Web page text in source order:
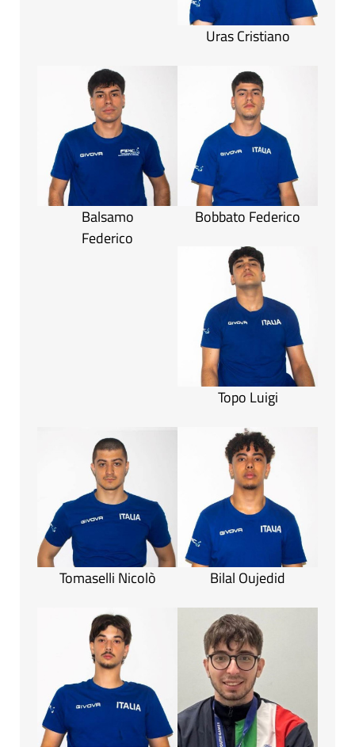
Uras Cristiano
Balsamo
Federico
Bobbato Federico
Topo Luigi
Tomaselli Nicolò Bilal Oujedid